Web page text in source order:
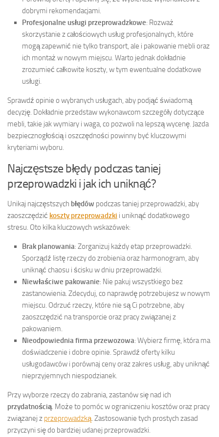
dobrymi rekomendacjami.
Profesjonalne usługi przeprowadzkowe: Rozważ
skorzystanie z całościowych usług profesjonalnych, które
mogą zapewnić nie tylko transport, ale i pakowanie mebli oraz
ich montaż w nowym miejscu. Warto jednak dokładnie
zrozumieć całkowite koszty, w tym ewentualne dodatkowe
usługi.
Sprawdź opinie o wybranych usługach, aby podjąć świadomą
decyzję. Dokładnie przedstaw wykonawcom szczegóły dotyczące
mebli, takie jak wymiary i waga, co pozwoli na lepszą wycenę. Jazda
bezpiecznogłością i oszczędności powinny być kluczowymi
kryteriami wyboru.
Najczęstsze błędy podczas taniej
przeprowadzki i jak ich uniknąć?
Unikaj najczęstszych błędów podczas taniej przeprowadzki, aby
zaoszczędzić koszty przeprowadzki i uniknąć dodatkowego
stresu. Oto kilka kluczowych wskazówek:
Brak planowania: Zorganizuj każdy etap przeprowadzki.
Sporządź listę rzeczy do zrobienia oraz harmonogram, aby
uniknąć chaosu i ścisku w dniu przeprowadzki.
Niewłaściwe pakowanie: Nie pakuj wszystkiego bez
zastanowienia. Zdecyduj, co naprawdę potrzebujesz w nowym
miejscu. Odrzuć rzeczy, które nie są Ci potrzebne, aby
zaoszczędzić na transporcie oraz pracy związanej z
pakowaniem.
Nieodpowiednia firma przewozowa: Wybierz firmę, która ma
doświadczenie i dobre opinie. Sprawdź oferty kilku
usługodawców i porównaj ceny oraz zakres usług, aby uniknąć
nieprzyjemnych niespodzianek.
Przy wyborze rzeczy do zabrania, zastanów się nad ich
przydatnością. Może to pomóc w ograniczeniu kosztów oraz pracy
związanej z przeprowadzką. Zastosowanie tych prostych zasad
przyczyni się do bardziej udanej przeprowadzki.